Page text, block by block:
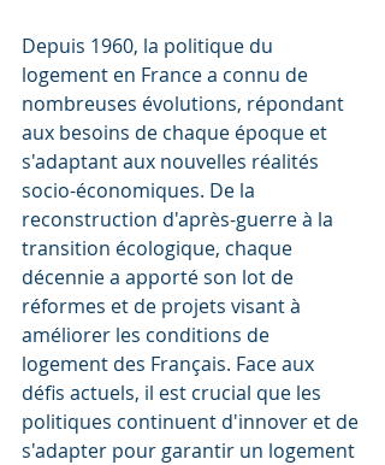
Depuis 1960, la politique du
logement en France a connu de
nombreuses évolutions, répondant
aux besoins de chaque époque et
s'adaptant aux nouvelles réalités
socio-économiques. De la
reconstruction d'après-guerre à la
transition écologique, chaque
décennie a apporté son lot de
réformes et de projets visant à
améliorer les conditions de
logement des Français. Face aux
défis actuels, il est crucial que les
politiques continuent d'innover et de
s'adapter pour garantir un logement